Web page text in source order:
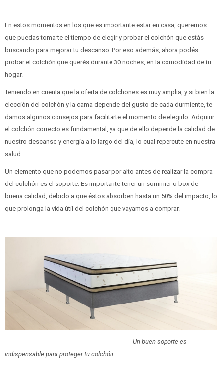
En estos momentos en los que es importante estar en casa, queremos
que puedas tomarte el tiempo de elegir y probar el colchón que estás
buscando para mejorar tu descanso. Por eso además, ahora podés
probar el colchón que querés durante 30 noches, en la comodidad de tu
hogar.
Teniendo en cuenta que la oferta de colchones es muy amplia, y si bien la
elección del colchón y la cama depende del gusto de cada durmiente, te
damos algunos consejos para facilitarte el momento de elegirlo. Adquirir
el colchón correcto es fundamental, ya que de ello depende la calidad de
nuestro descanso y energía a lo largo del día, lo cual repercute en nuestra
salud.
Un elemento que no podemos pasar por alto antes de realizar la compra
del colchón es el soporte. Es importante tener un sommier o box de
buena calidad, debido a que éstos absorben hasta un 50% del impacto, lo
que prolonga la vida útil del colchón que vayamos a comprar.
Un buen soporte es
indispensable para proteger tu colchón.